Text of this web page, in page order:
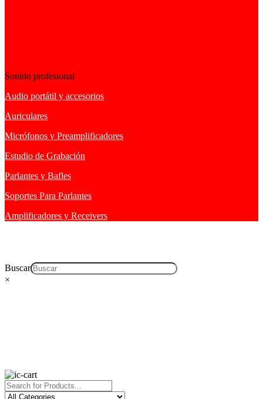
Sonido profesional
Audio portátil y accesorios
Auriculares
Micrófonos y Preamplificadores
Estudio de Grabación
Parlantes y Bafles
Soportes Para Parlantes
Amplificadores y Receivers
Buscar
×